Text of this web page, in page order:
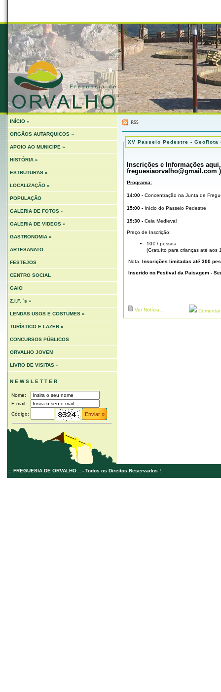
INÍCIO »
ORGÃOS AUTARQUICOS »
APOIO AO MUNICIPE »
HISTÓRIA »
ESTRUTURAS »
LOCALIZAÇÃO »
POPULAÇÃO
GALERIA DE FOTOS »
GALERIA DE VIDEOS »
GASTRONOMIA »
ARTESANATO
FESTEJOS
CENTRO SOCIAL
GAIO
Z.I.F. `s »
LENDAS USOS E COSTUMES »
TURÍSTICO E LAZER »
CONCURSOS PÚBLICOS
ORVALHO JOVEM
LIVRO DE VISITAS »
N E W S L E T T E R
Nome:
E-mail:
Código:
XV Passeio Pedestre - GeoRota
Inscrições e Informações aqui
freguesiaorvalho@gmail.com )
Programa:
14:00 - Concentração na Junta de
15:00 - Início do Passeio Pedestre
19:30 - Ceia Medieval
Preço de Inscrição:
10€ / pessoa
(Gratuíto para crianças até aos
Nota: Inscrições limitadas até 300
Inserido no Festival da Paisagem -
Ver Notícia...
:. FREGUESIA DE ORVALHO .: - Todos os Direitos Reservados !